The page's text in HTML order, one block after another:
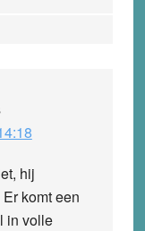
hij
komt een
in volle